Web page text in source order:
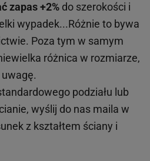
zapas +2% do szerokości i
wypadek...Różnie to bywa
Poza tym w samym
różnica w rozmiarze,
podziału lub
wyślij do nas maila w
z kształtem ściany i